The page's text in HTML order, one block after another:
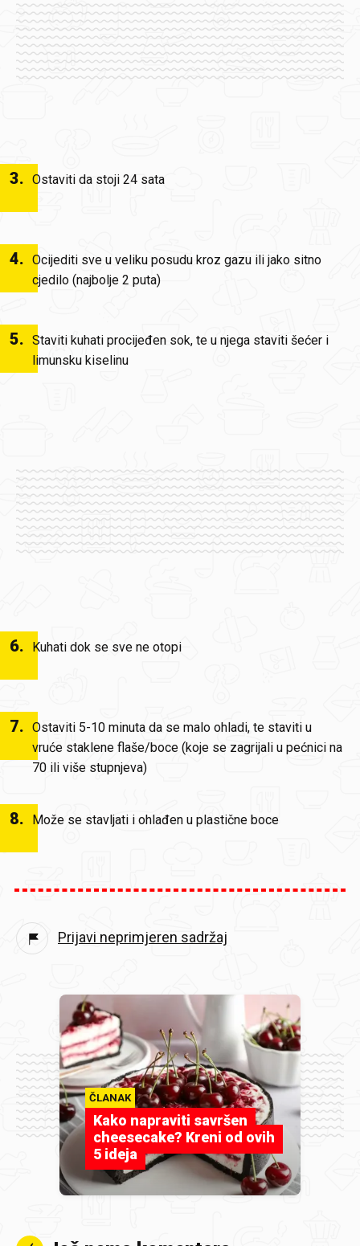
3. Ostaviti da stoji 24 sata
4. Ocijediti sve u veliku posudu kroz gazu ili jako sitno
cjedilo (najbolje 2 puta)
5. Staviti kuhati procijeđen sok, te u njega staviti šećer i
limunsku kiselinu
6. Kuhati dok se sve ne otopi
7. Ostaviti 5-10 minuta da se malo ohladi, te staviti u
vruće staklene flaše/boce (koje se zagrijali u pećnici na
70 ili više stupnjeva)
8. Može se stavljati i ohlađen u plastične boce
Prijavi neprimjeren sadržaj
ČLANAK
Kako napraviti savršen
cheesecake? Kreni od ovih
5 ideja